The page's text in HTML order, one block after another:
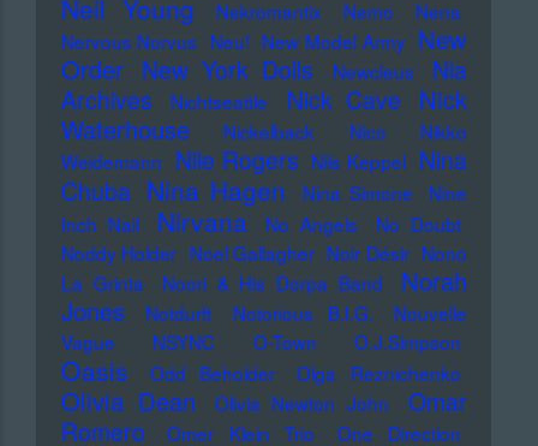
Neil Young Nekromantix Nemo
Nena
Nervous Norvus Neu! New Model Army New
Order New York Dolls Newcleus
Nia
Archives
Nichtseattle Nick Cave
Nick
Waterhouse
Nickelback Nico
Nikko
Weidemann Nile Rogers Nils Keppel Nina
Chuba Nina Hagen Nina Simone
Nine
Inch Nail
Nirvana No Angels
No Doubt
Noddy Holder Noel Gallagher Noir Désir Nono
La Grinta
Noori & His Dorpa Band
Norah
Jones
Notdurft Notorious B.I.G.
Nouvelle
Vague
NSYNC O-Town O.J.Simpson
Oasis Odd Beholder Olga Reznichenko
Olivia Dean Olivia Newton John
Omar
Romero
Omer Klein Trio One Direction